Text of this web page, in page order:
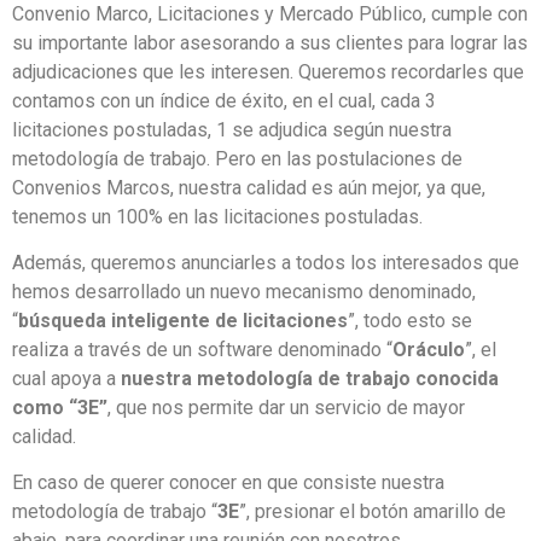
Convenio Marco, Licitaciones y Mercado Público, cumple con
su importante labor asesorando a sus clientes para lograr las
adjudicaciones que les interesen. Queremos recordarles que
contamos con un índice de éxito, en el cual, cada 3
licitaciones postuladas, 1 se adjudica según nuestra
metodología de trabajo. Pero en las postulaciones de
Convenios Marcos, nuestra calidad es aún mejor, ya que,
tenemos un 100% en las licitaciones postuladas.
Además, queremos anunciarles a todos los interesados que
hemos desarrollado un nuevo mecanismo denominado,
“búsqueda inteligente de licitaciones”, todo esto se
realiza a través de un software denominado “Oráculo”, el
cual apoya a nuestra metodología de trabajo conocida
como “3E”, que nos permite dar un servicio de mayor
calidad.
En caso de querer conocer en que consiste nuestra
metodología de trabajo “3E”, presionar el botón amarillo de